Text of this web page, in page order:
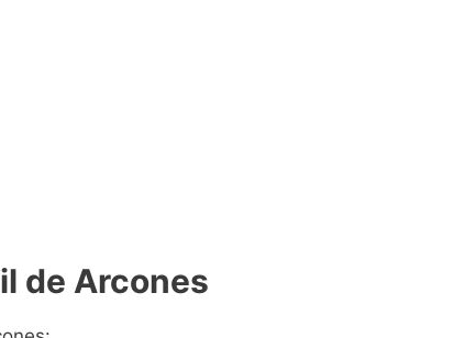
de Arcones